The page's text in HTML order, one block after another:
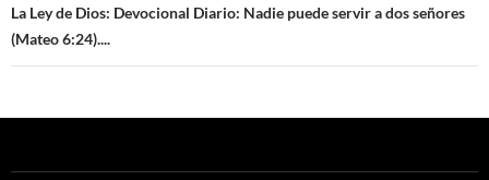
La Ley de Dios: Devocional Diario: Nadie puede servir a dos señores
(Mateo 6:24)....